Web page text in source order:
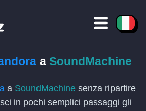
a SoundMachine
a SoundMachine senza ripartire
in pochi semplici passaggi gli